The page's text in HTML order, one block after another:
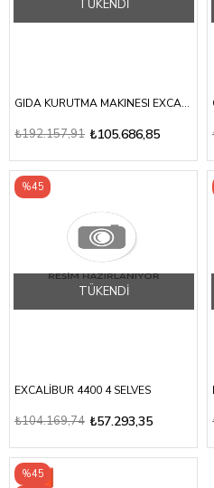
TÜKENDI
GIDA KURUTMA MAKINESI EXCALIBUR DIJITAL EE, 10 TEPSILI
₺105.686,85
₺192.157,91
TÜKENDI
EXCALİBUR 4400 4 SELVES
₺57.293,35
₺104.169,74
%45
%45